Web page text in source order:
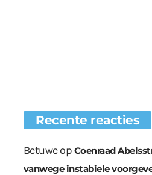
Recente reacties
Betuweop Coenraad
vanwege instabiele